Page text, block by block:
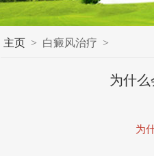
主页 > 白癜风治疗 >
为什
为